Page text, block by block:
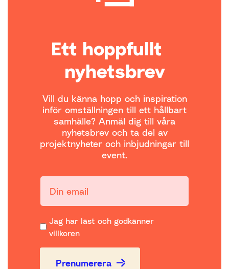
Ett hoppfullt
nyhetsbrev
Vill du känna hopp och inspiration
inför omställningen till ett hållbart
samhälle? Anmäl dig till våra
nyhetsbrev och ta del av
projektnyheter och inbjudningar till
event.
Din email:
Jag har läst och godkänner
villkoren
Prenumerera